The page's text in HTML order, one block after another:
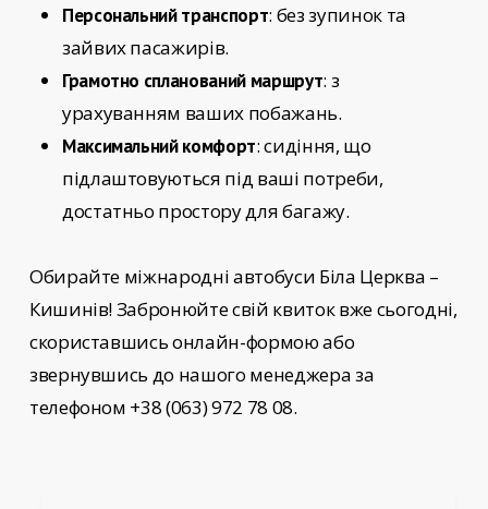
Персональний транспорт: без зупинок та
зайвих пасажирів.
Грамотно спланований маршрут: з
урахуванням ваших побажань.
Максимальний комфорт: сидіння, що
підлаштовуються під ваші потреби,
достатньо простору для багажу.
Обирайте міжнародні автобуси Біла Церква –
Кишинів!Забронюйте свій квиток вже сьогодні,
скориставшись онлайн-формою або
звернувшись до нашого менеджера за
телефоном +38 (063) 972 78 08.